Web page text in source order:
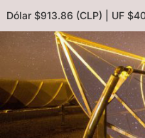
$913.86 (CLP) | UF